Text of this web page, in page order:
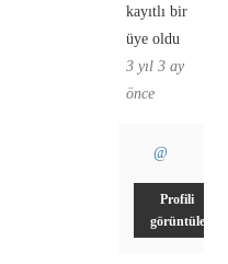
kayıtlı bir
üye oldu
3 yıl 3 ay
önce
@
Profili
görüntüle